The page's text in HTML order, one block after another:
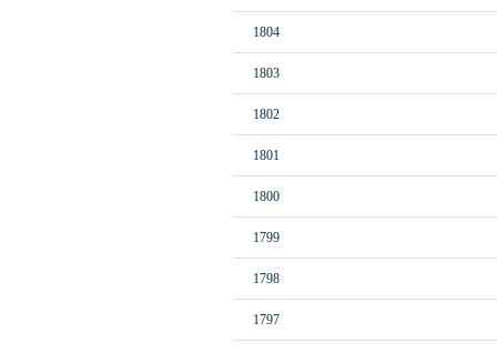
1804
1803
1802
1801
1800
1799
1798
1797